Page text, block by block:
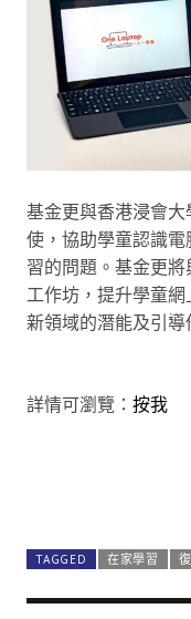
基金更與香港浸會
使，協助學童認識
習的問題。基金更
工作坊，提升學童
新領域的潛能及引導
詳情可瀏覽： 按我
TAGGED 在家學習